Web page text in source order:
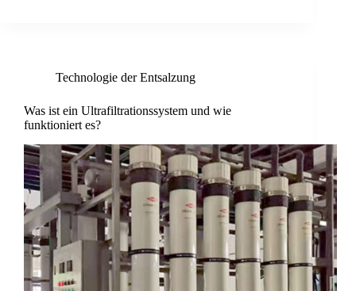
Technologie der Entsalzung
Was ist ein Ultrafiltrationssystem und wie
funktioniert es?